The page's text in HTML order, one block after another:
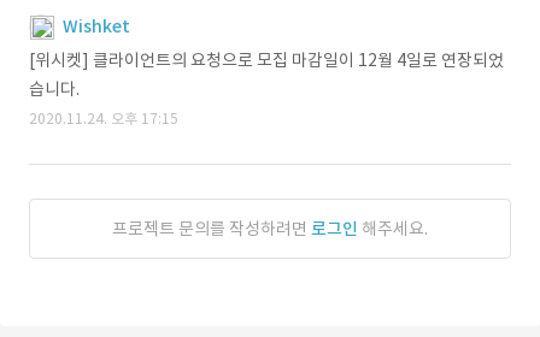
Wishket
[위시켓] 클라이언트의 요청으로 모집 마감일이 12월 4일로 연장되었
습니다.
2020.11.24. 오후 17:15
프로젝트 문의를 작성하려면 로그인 해주세요.